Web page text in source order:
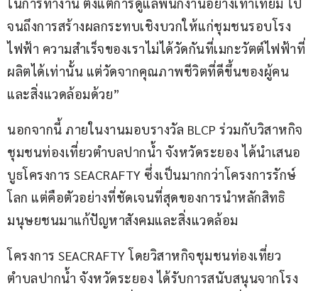
ในการทำงาน ตั้งแต่การดูแลพนักงานอย่างเท่าเทียม ไป
จนถึงการสร้างผลกระทบเชิงบวกให้แก่ชุมชนรอบโรง
ไฟฟ้า ความสำเร็จของเราไม่ได้วัดกันที่เมกะวัตต์ไฟฟ้าที่
ผลิตได้เท่านั้น แต่วัดจากคุณภาพชีวิตที่ดีขึ้นของผู้คน
และสิ่งแวดล้อมด้วย”
นอกจากนี้ ภายในงานมอบรางวัล BLCP ร่วมกับวิสาหกิจ
ชุมชนท่องเที่ยวตำบลปากน้ำ จังหวัดระยอง ได้นำเสนอ
บูธโครงการ SEACRAFTY ซึ่งเป็นมากกว่าโครงการรักษ์
โลก แต่คือตัวอย่างที่ชัดเจนที่สุดของการนำหลักสิทธิ
มนุษยชนมาแก้ปัญหาสังคมและสิ่งแวดล้อม
โครงการ SEACRAFTY โดยวิสาหกิจชุมชนท่องเที่ยว
ตำบลปากน้ำ จังหวัดระยอง ได้รับการสนับสนุนจากโรง